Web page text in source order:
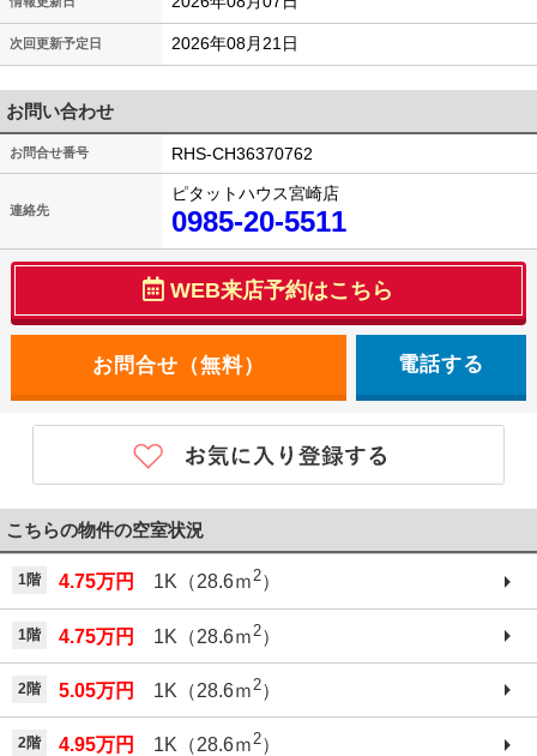
次回更新予定日 2026年08月21日
お問い合わせ
お問合せ番号 RHS-CH36370762
連絡先
ピタットハウス宮崎店
0985-20-5511
WEB来店予約はこちら
電話する
こちらの物件の空室状況
1階 4.75万円 1K（28.6ｍ2）
1階 4.75万円 1K（28.6ｍ 2）
2階 5.05万円 1K（28.6ｍ2）
2階 4.95万円 1K（28.6ｍ2）